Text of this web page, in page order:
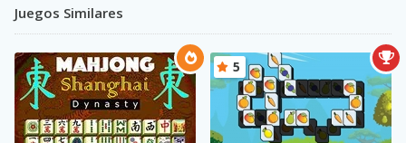
Juegos Similares
5